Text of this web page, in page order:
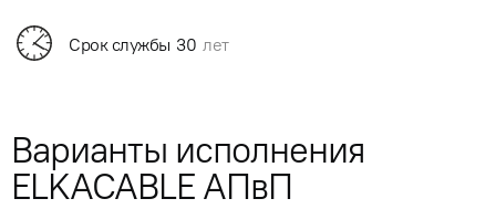
Срок службы 30 лет
Варианты исполнения
ELKACABLE АПвП